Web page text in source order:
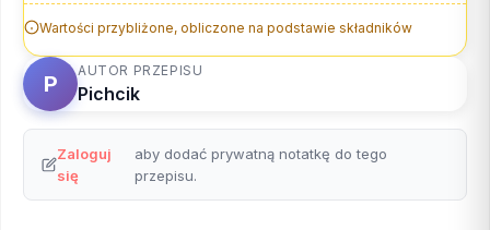
Wartości przybliżone, obliczone na podstawie składników
P
AUTOR PRZEPISU
Pichcik
Zaloguj
się
aby dodać prywatną notatkę do tego
przepisu.